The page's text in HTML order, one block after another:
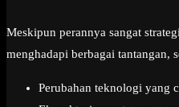
Meskipun perannya sangat
menghadapi berbagai tantangan,
Perubahan teknologi yang